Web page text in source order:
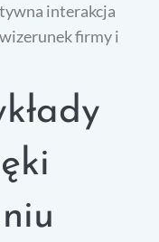
interakcja
firmy i